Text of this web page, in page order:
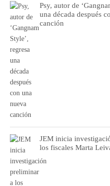
Psy, autor de
una década después
canción
JEM inicia
los fiscales Marta